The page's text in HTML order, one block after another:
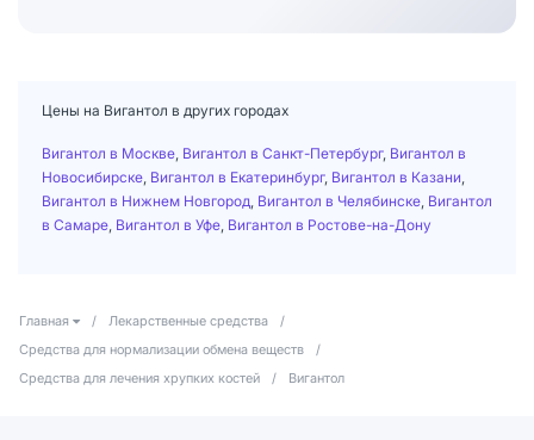
Цены на Вигантол в других городах
Вигантол в Москве Вигантол в Санкт-Петербург, Вигантол в
Новосибирске Вигантол в Екатеринбург, Вигантол в Казани
Вигантол в Нижнем Новгород Вигантол в Челябинске Вигантол
в Самаре Вигантол в Уфе Вигантол в Ростове-на-Дону
Главная / Лекарственные средства
/
Средства для нормализации обмена веществ
/
Средства для лечения хрупких костей
/ Вигантол